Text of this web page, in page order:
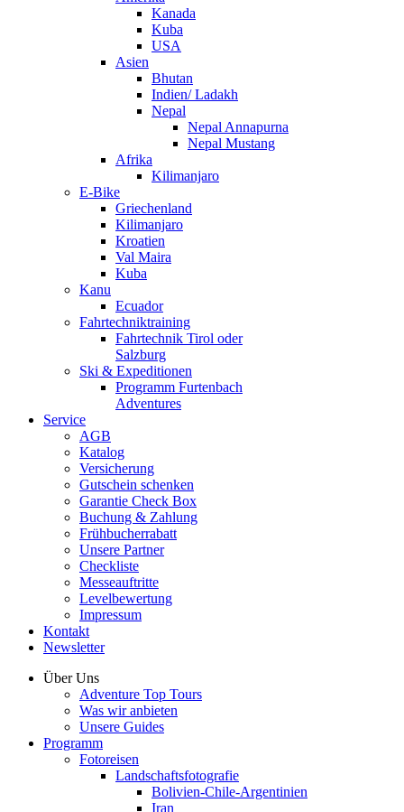
Kanada
Kuba
USA
Asien
Bhutan
Indien/ Ladakh
Nepal
Nepal Annapurna
Nepal Mustang
Afrika
Kilimanjaro
E-Bike
Griechenland
Kilimanjaro
Kroatien
Val Maira
Kuba
Kanu
Ecuador
Fahrtechniktraining
Fahrtechnik Tirol oder
Salzburg
Ski & Expeditionen
Programm Furtenbach
Adventures
Service
AGB
Katalog
Versicherung
Gutschein schenken
Garantie Check Box
Buchung & Zahlung
Frühbucherrabatt
Unsere Partner
Checkliste
Messeauftritte
Levelbewertung
Impressum
Kontakt
Newsletter
Über Uns
Adventure Top Tours
Was wir anbieten
Unsere Guides
Programm
Fotoreisen
Landschaftsfotografie
Bolivien-Chile-Argentinien
Iran